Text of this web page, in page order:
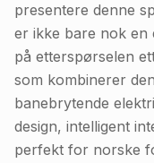
presentere denne
er ikke bare nok en
på etterspørselen
som kombinerer
banebrytende
design, intelligent
perfekt for norske